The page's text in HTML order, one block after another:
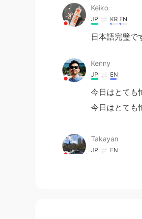
Keiko
JP KR EN
日本語完璧で
Kenny
JP EN
今日はとても
今日はとても
Takayan
JP EN
おつかれさ